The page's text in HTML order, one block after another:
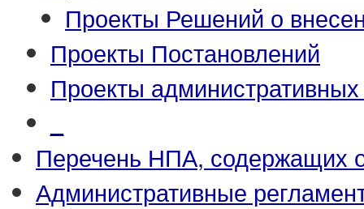
Проекты Решений о
Проекты Постановлений
Проекты
Перечень НПА, содержащих
Административные